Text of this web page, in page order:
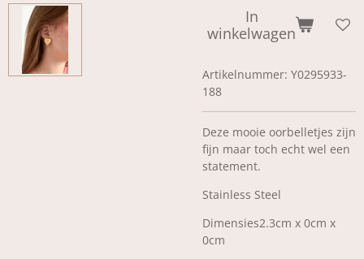
In
winkelwagen
Artikelnummer: Y0295933-
188
Deze mooie oorbelletjes zijn
fijn maar toch echt wel een
statement.
Stainless Steel
Dimensies2.3cm x 0cm x
0cm